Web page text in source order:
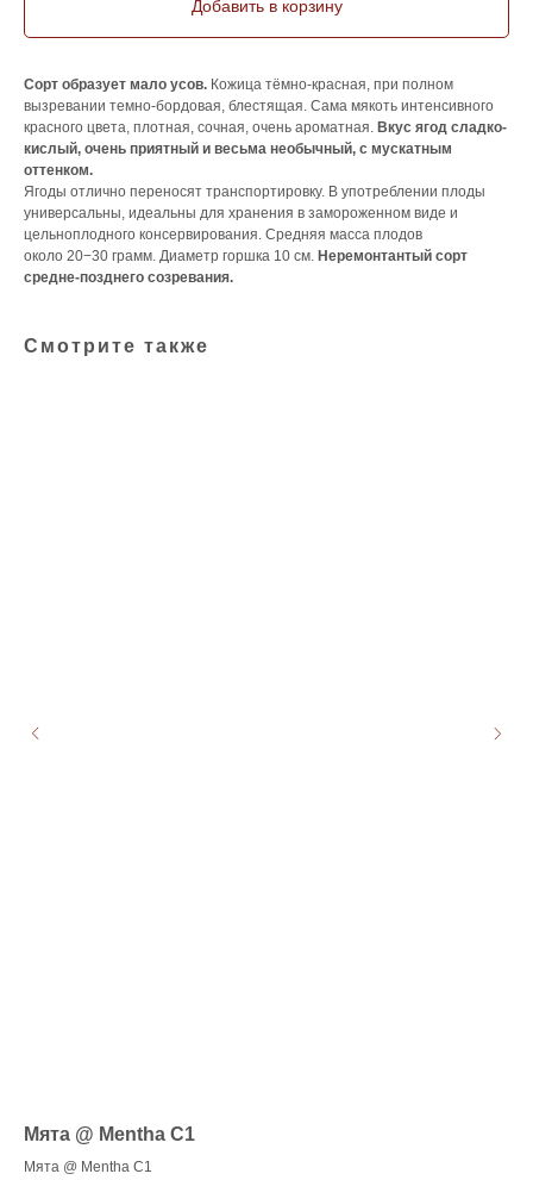
Добавить в корзину
Сорт образует мало усов. Кожица тёмно-красная, при полном
вызревании темно-бордовая, блестящая. Сама мякоть интенсивного
красного цвета, плотная, сочная, очень ароматная. Вкус ягод сладко-
кислый, очень приятный и весьма необычный, с мускатным
оттенком.
Ягоды отлично переносят транспортировку. В употреблении плоды
универсальны, идеальны для хранения в замороженном виде и
цельноплодного консервирования. Средняя масса плодов
около 20−30 грамм. Диаметр горшка 10 см. Неремонтантый сорт
средне-позднего созревания.
Смотрите также
Мята @ Mentha C1
Мята @ Mentha C1